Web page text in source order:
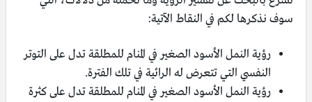
سوف نذكرها لكم في النقاط الآتية:
رؤية النمل الأسود الصغير في المنام للمطلقة تدل على التوتر
النفسي التي تتعرض له الرائية في تلك الفترة.
رؤية النمل الأسود الصغير في المنام للمطلقة تدل على كثرة